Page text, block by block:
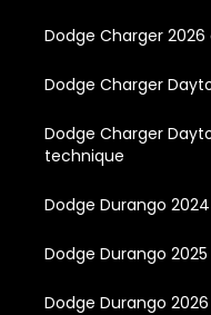
Dodge Charger
Dodge Charger
Dodge Charger
technique
Dodge Durango
Dodge Durango
Dodge Durango